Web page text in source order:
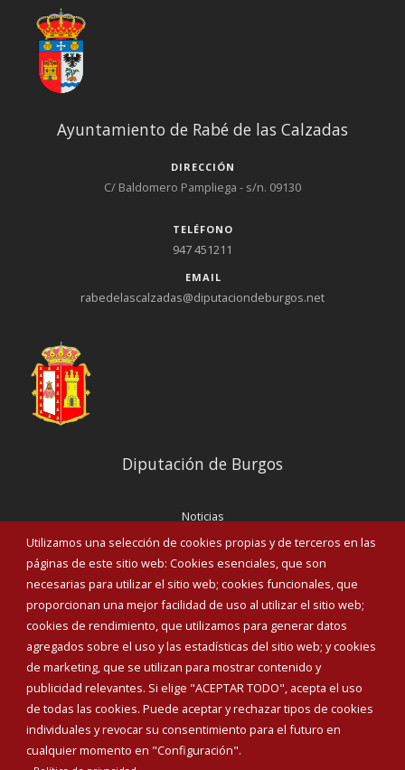
Utilizamos una selección de cookies propias y de terceros en las
páginas de este sitio web: Cookies esenciales, que son
necesarias para utilizar el sitio web; cookies funcionales, que
proporcionan una mejor facilidad de uso al utilizar el sitio web;
cookies de rendimiento, que utilizamos para generar datos
agregados sobre el uso y las estadísticas del sitio web; y cookies
de marketing, que se utilizan para mostrar contenido y
publicidad relevantes. Si elige "ACEPTAR TODO", acepta el uso
de todas las cookies. Puede aceptar y rechazar tipos de cookies
individuales y revocar su consentimiento para el futuro en
cualquier momento en "Configuración".
Ayuntamiento de Rabé de las Calzadas
DIRECCIÓN
C/ Baldomero Pampliega - s/n. 09130
TELÉFONO
947 451211
EMAIL
rabedelascalzadas@diputaciondeburgos.net
Diputación de Burgos
Noticias
Eventos
Corporación Municipal
Teléfonos de interés
INICIAR SESIÓN
MAPA WEB